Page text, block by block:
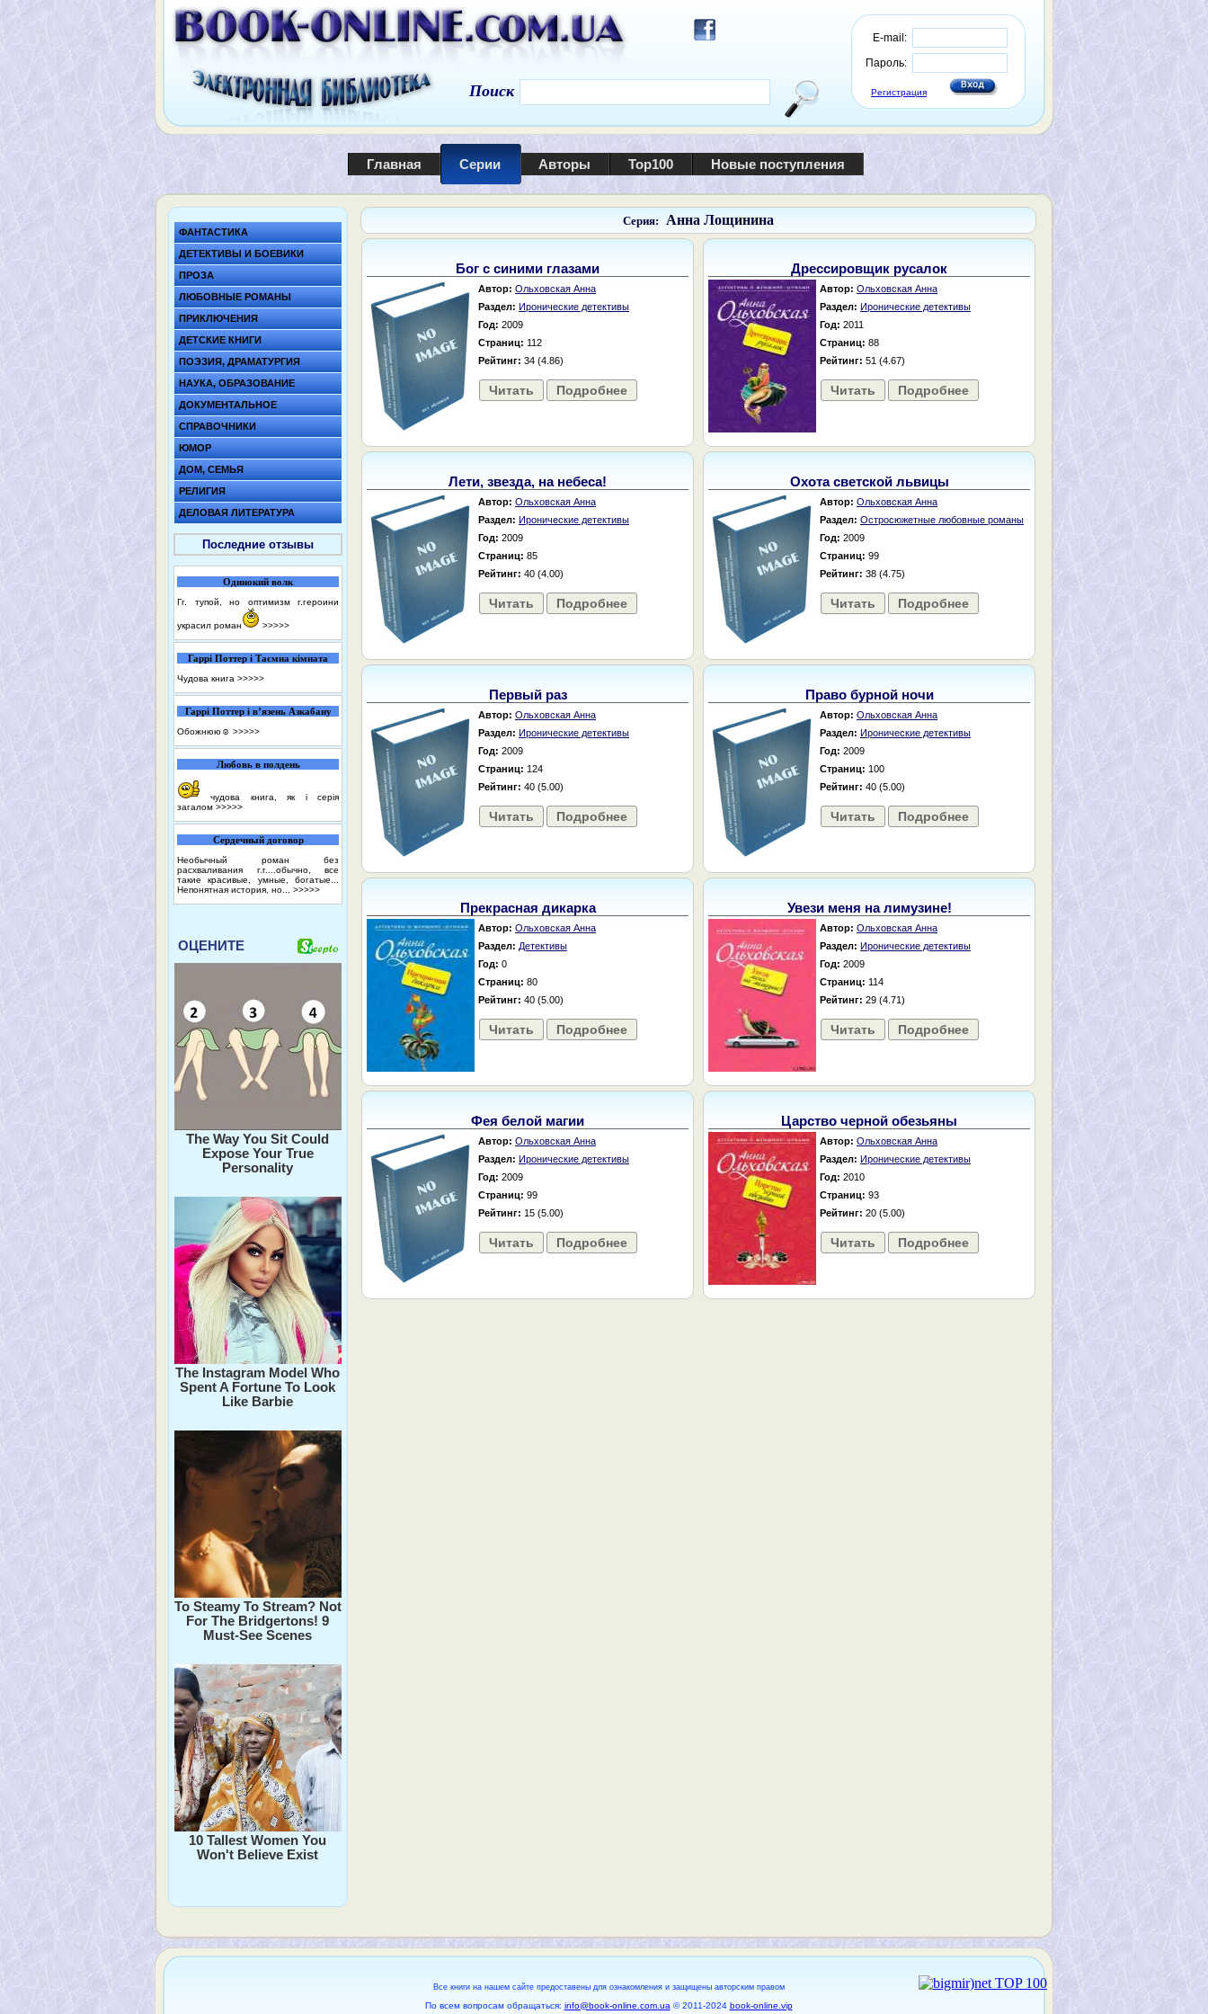
E-mail:
Пароль:
Регистрация
Поиск
Главная Серии Авторы Top100 Новые поступления
ФАНТАСТИКА
ДЕТЕКТИВЫ И БОЕВИКИ
ПРОЗА
ЛЮБОВНЫЕ РОМАНЫ
ПРИКЛЮЧЕНИЯ
ДЕТСКИЕ КНИГИ
ПОЭЗИЯ, ДРАМАТУРГИЯ
НАУКА, ОБРАЗОВАНИЕ
ДОКУМЕНТАЛЬНОЕ
СПРАВОЧНИКИ
ЮМОР
ДОМ, СЕМЬЯ
РЕЛИГИЯ
ДЕЛОВАЯ ЛИТЕРАТУРА
Последние отзывы
Одинокий волк
Гг. тупой, но оптимизм г.героини
украсил роман >>>>>
Гаррі Поттер і Таємна кімната
Чудова книга >>>>>
Гаррі Поттер і в’язень Азкабану
Обожнюю☺️ >>>>>
Любовь в полдень
чудова книга, як і серія
загалом >>>>>
Сердечный договор
Необычный роман без
расхваливания г.г....обычно, все
такие красивые, умные, богатые...
Непонятная история, но... >>>>>
ОЦЕНИТЕ
The Way You Sit Could
Expose Your True
Personality
The Instagram Model Who
Spent A Fortune To Look
Like Barbie
To Steamy To Stream? Not
For The Bridgertons! 9
Must-See Scenes
10 Tallest Women You
Won't Believe Exist
Серия: Анна Лощинина
Бог с синими глазами
Автор: Ольховская Анна
Раздел: Иронические детективы
Год: 2009
Страниц: 112
Рейтинг: 34 (4.86)
Читать Подробнее
Дрессировщик русалок
Автор: Ольховская Анна
Раздел: Иронические детективы
Год: 2011
Страниц: 88
Рейтинг: 51 (4.67)
Читать Подробнее
Лети, звезда, на небеса!
Автор: Ольховская Анна
Раздел: Иронические детективы
Год: 2009
Страниц: 85
Рейтинг: 40 (4.00)
Читать Подробнее
Охота светской львицы
Автор: Ольховская Анна
Раздел: Остросюжетные любовные романы
Год: 2009
Страниц: 99
Рейтинг: 38 (4.75)
Читать Подробнее
Первый раз
Автор: Ольховская Анна
Раздел: Иронические детективы
Год: 2009
Страниц: 124
Рейтинг: 40 (5.00)
Читать Подробнее
Право бурной ночи
Автор: Ольховская Анна
Раздел: Иронические детективы
Год: 2009
Страниц: 100
Рейтинг: 40 (5.00)
Читать Подробнее
Прекрасная дикарка
Автор: Ольховская Анна
Раздел: Детективы
Год: 0
Страниц: 80
Рейтинг: 40 (5.00)
Читать Подробнее
Увези меня на лимузине!
Автор: Ольховская Анна
Раздел: Иронические детективы
Год: 2009
Страниц: 114
Рейтинг: 29 (4.71)
Читать Подробнее
Фея белой магии
Автор: Ольховская Анна
Раздел: Иронические детективы
Год: 2009
Страниц: 99
Рейтинг: 15 (5.00)
Читать Подробнее
Царство черной обезьяны
Автор: Ольховская Анна
Раздел: Иронические детективы
Год: 2010
Страниц: 93
Рейтинг: 20 (5.00)
Читать Подробнее
Все книги на нашем сайте предоставены для ознакомления и защищены авторским правом
По всем вопросам обращаться: info@book-online.com.ua © 2011-2024 book-online.vip